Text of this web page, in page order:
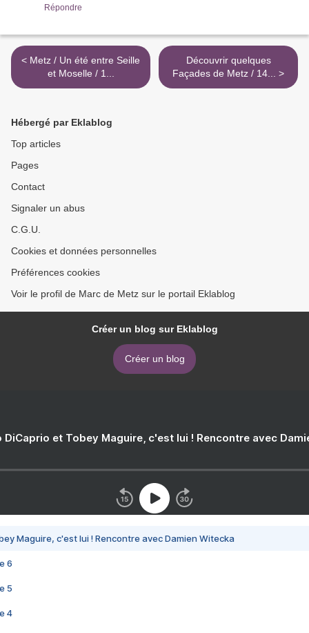
Répondre
< Metz / Un été entre Seille
et Moselle / 1...
Découvrir quelques
Façades de Metz / 14... >
Hébergé par Eklablog
Top articles
Pages
Contact
Signaler un abus
C.G.U.
Cookies et données personnelles
Préférences cookies
Voir le profil de Marc de Metz sur le portail Eklablog
Créer un blog sur Eklablog
Créer un blog
DiCaprio et Tobey Maguire, c'est lui ! Rencontre avec
Maguire, c'est lui ! Rencontre avec Damien Witecka
6
5
4